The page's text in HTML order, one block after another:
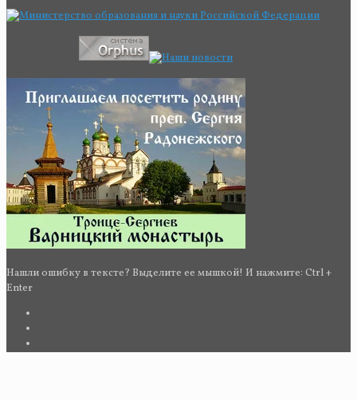
Нашли ошибку в тексте? Выделите ее мышкой! И нажмите: Ctrl +
Enter